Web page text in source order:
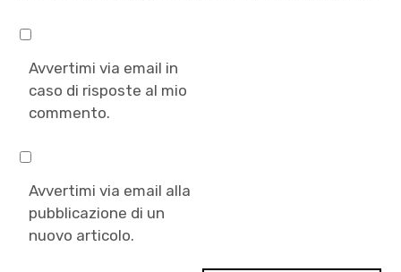
Nicola
Pegaso
,
The
Mont
Blanc
Avvertimi via email in
caso di risposte al mio
commento.
Avvertimi via email alla
pubblicazione di un
nuovo articolo.